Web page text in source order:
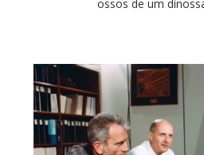
ossos de um